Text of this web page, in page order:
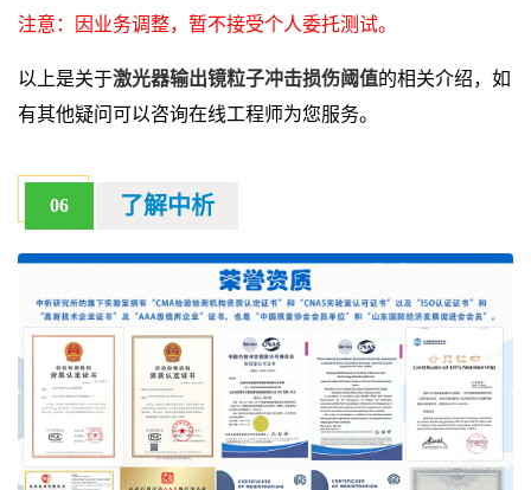
注意：因业务调整，暂不接受个人委托测试。
以上是关于激光器输出镜粒子冲击损伤阈值的相关介绍，如
有其他疑问可以咨询在线工程师为您服务。
06 了解中析